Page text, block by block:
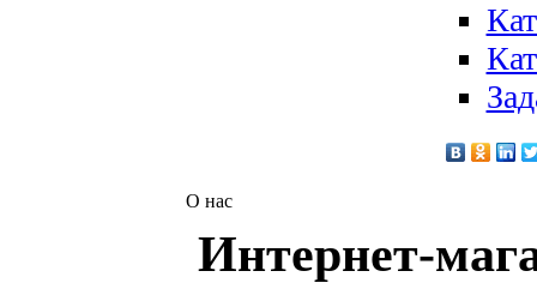
О нас
Интернет-